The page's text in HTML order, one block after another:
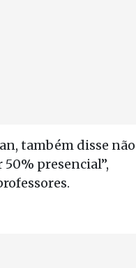
também disse não
presencial”,